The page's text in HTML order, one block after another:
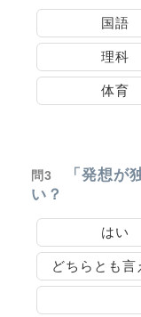
国語
理科
体育
問3
「発想が
い？
はい
どちらとも言